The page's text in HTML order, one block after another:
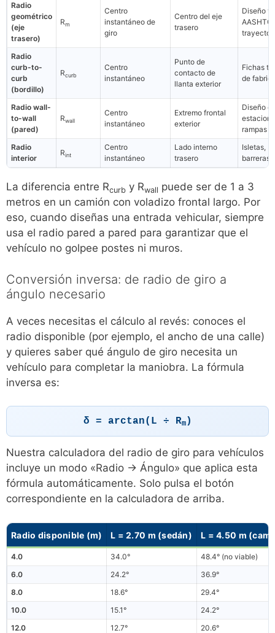
Radio
geométrico
(eje
trasero)
Rm
Centro
instantáneo de
giro
Centro del eje
trasero
Diseño
AASHTO,
Radio
curb-to-
curb
(bordillo)
Rcurb
Centro
instantáneo
Punto de
contacto de
llanta exterior
Fichas
de
Radio wall-
to-wall
(pared)
Rwall
Centro
instantáneo
Extremo frontal
exterior
Diseño
rampas
Radio
interior
Rint
Centro
instantáneo
Lado interno
trasero
Isletas,
barreras
La diferencia entre Rcurb y Rwall puede ser de 1 a 3
metros en un camión con voladizo frontal largo. Por
eso, cuando diseñas una entrada vehicular, siempre
usa el radio pared a pared para garantizar que el
vehículo no golpee postes ni muros.
Conversión inversa: de radio de giro a
ángulo necesario
A veces necesitas el cálculo al revés: conoces el
radio disponible (por ejemplo, el ancho de una calle)
y quieres saber qué ángulo de giro necesita un
vehículo para completar la maniobra. La fórmula
inversa es:
δ = arctan(L ÷ Rm)
Nuestra calculadora del radio de giro para vehículos
incluye un modo «Radio → Ángulo» que aplica esta
fórmula automáticamente. Solo pulsa el botón
correspondiente en la calculadora de arriba.
Radio disponible (m) L = 2.70 m (sedán) L = 4.50 m
4.0 34.0°
48.4° (no viable)
6.0
24.2°
36.9°
8.0
18.6°
29.4°
10.0
15.1°
24.2°
12.0
12.7° 20.6°